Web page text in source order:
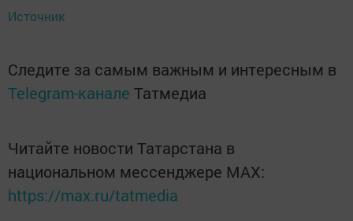
Источник
Следите за самым важным и интересным в
Telegram-канале Татмедиа
Читайте новости Татарстана в
национальном мессенджере MАХ:
https://max.ru/tatmedia